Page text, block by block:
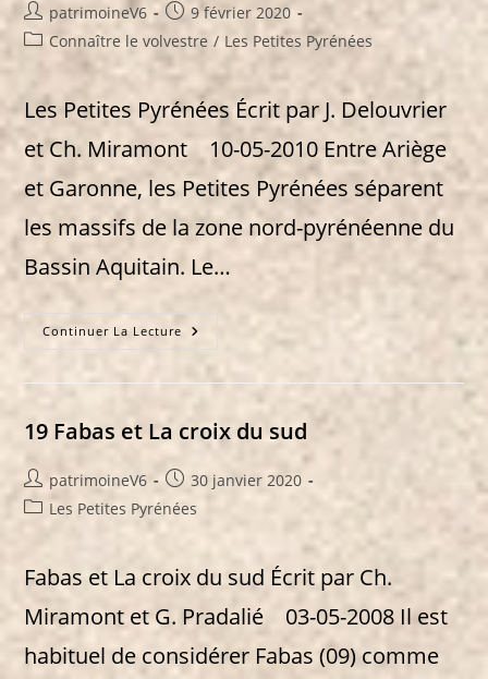
Auteur/autrice
de
patrimoineV6
Publication
publiée :
9 février 2020
Post
category:
Connaître le volvestre / Les Petites Pyrénées
Les Petites Pyrénées Écrit par J. Delouvrier
et Ch. Miramont 10-05-2010 Entre Ariège
et Garonne, les Petites Pyrénées séparent
les massifs de la zone nord-pyrénéenne du
Bassin Aquitain. Le…
Continuer La Lecture 34
Petites
Pyrénées
19 Fabas et La croix du sud
Auteur/autrice
de
patrimoineV6
Publication
publiée :
30 janvier 2020
Post
category:
Les Petites Pyrénées
Fabas et La croix du sud Écrit par Ch.
Miramont et G. Pradalié 03-05-2008 Il est
habituel de considérer Fabas (09) comme